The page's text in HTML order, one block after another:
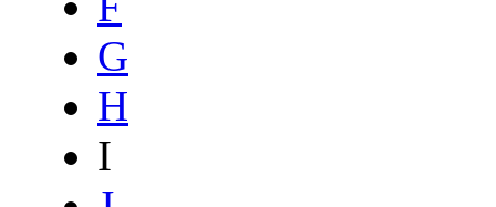
G
H
I